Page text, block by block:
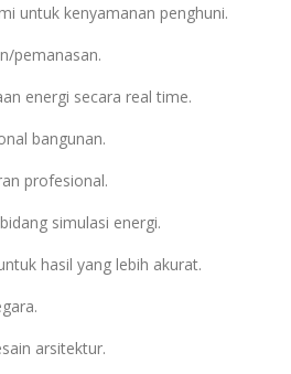
untuk kenyamanan penghuni.
pemanasan.
energi secara real time.
bangunan.
profesional.
simulasi energi.
hasil yang lebih akurat.
arsitektur.